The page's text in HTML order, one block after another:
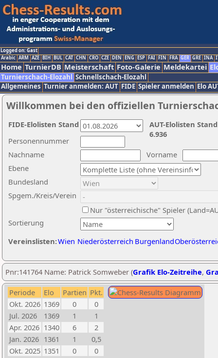
Logged on: Gast
Arabic ARM AZE BIH BUL CAT CHN CRO CZE DEN ENG ESP FAI FIN FRA GER GRE INA
Home TurnierDB Meisterschaft Foto-Galerie Meldekartei
Turnierschach-Elozahl Schnellschach-Elozahl
Allgemeines Turnier anmelden: AUT FIDE Spieler anmelden Elo
Willkommen bei den offiziellen
Nachname
Vorname
Ebene
Sortierung
Personennummer
Bundesland
Spgem./Kreis/Verein
Nur "österreichische" Spieler
Vereinslisten:Wien Niederösterreich Burgenland
AUT-Elolisten
6.936
FIDE-Elolisten Stand
Pnr:141764 Name: Patrick Somweber (Grafik Elo-Zeitreihe,
Periode Elo Partien Pkt.
Okt. 2026 1369 0
0
Jul. 2026
1369 1
1
Apr. 2026 1340 6
2
Jan. 2026 1361 1
0,5
Okt. 2025 1351 0
0